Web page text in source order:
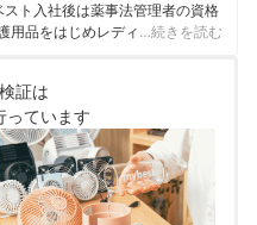
ト入社後は薬事法管理者の資格
用品をはじめレディースインナ
…続きを読む
証は
っています